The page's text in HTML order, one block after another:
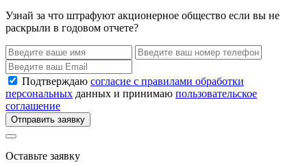
Узнай за что штрафуют акционерное общество если вы не
раскрыли в годовом отчете?
Подтверждаю согласие с правилами обработки
персональных данных и принимаю пользовательское
соглашение
Отправить заявку
Оставьте заявку